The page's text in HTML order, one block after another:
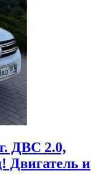
ДВС 2.0,
и